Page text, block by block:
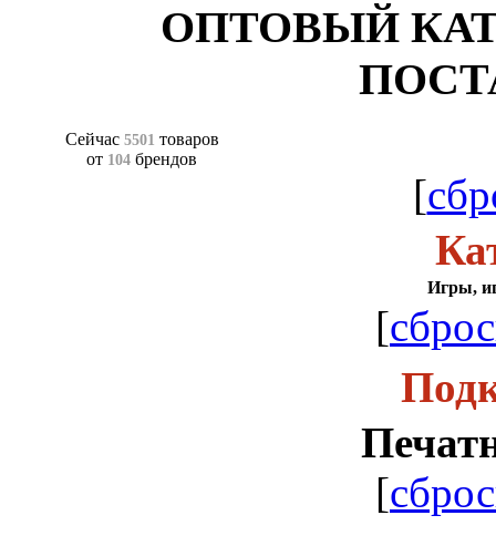
ОПТОВЫЙ
Сейчас 5501 товаров
от 104 брендов
[
Игры,
[
[